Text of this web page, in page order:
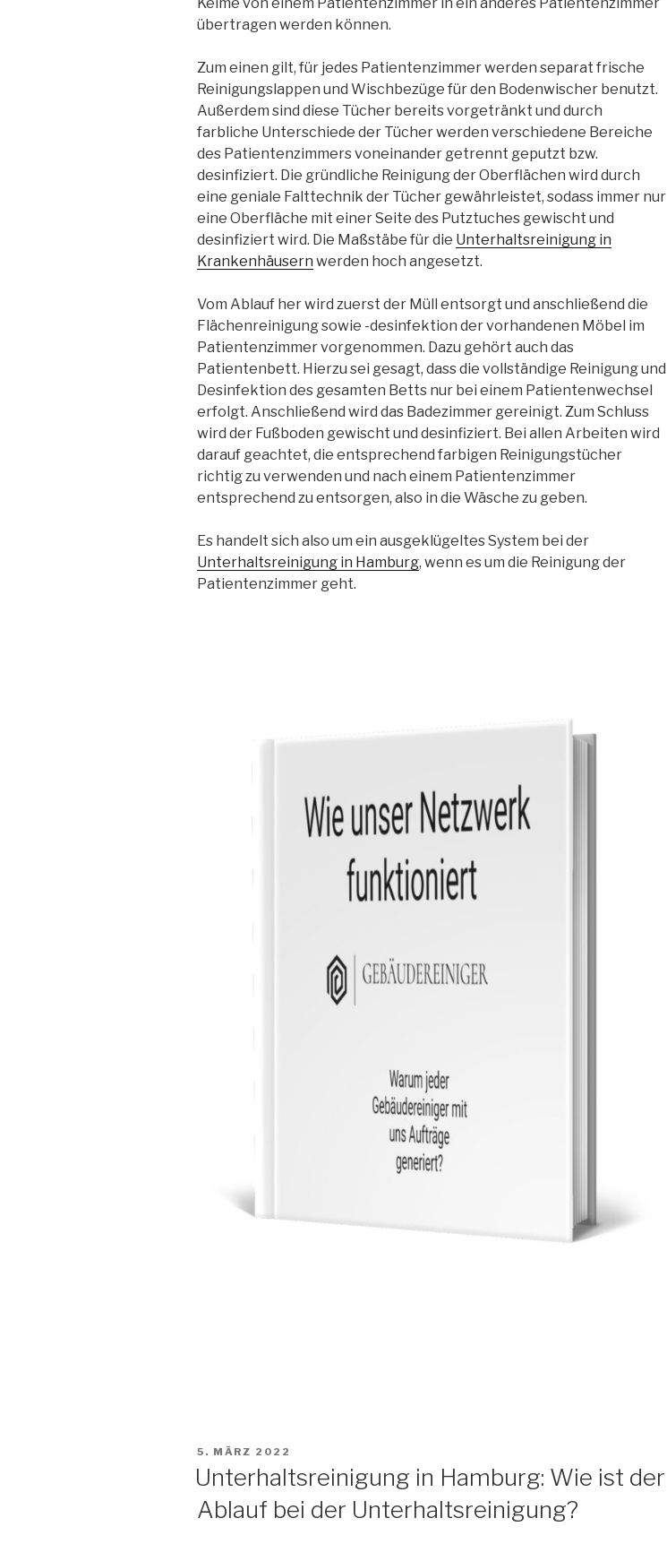
übertragen werden können.
Zum einen gilt, für jedes Patientenzimmer werden separat frische
Reinigungslappen und Wischbezüge für den Bodenwischer benutzt.
Außerdem sind diese Tücher bereits vorgetränkt und durch
farbliche Unterschiede der Tücher werden verschiedene Bereiche
des Patientenzimmers voneinander getrennt geputzt bzw.
desinfiziert. Die gründliche Reinigung der Oberflächen wird durch
eine geniale Falttechnik der Tücher gewährleistet, sodass immer nur
eine Oberfläche mit einer Seite des Putztuches gewischt und
desinfiziert wird. Die Maßstäbe für die Unterhaltsreinigung in
Krankenhäusern werden hoch angesetzt.
Vom Ablauf her wird zuerst der Müll entsorgt und anschließend die
Flächenreinigung sowie -desinfektion der vorhandenen Möbel im
Patientenzimmer vorgenommen. Dazu gehört auch das
Patientenbett. Hierzu sei gesagt, dass die vollständige Reinigung und
Desinfektion des gesamten Betts nur bei einem Patientenwechsel
erfolgt. Anschließend wird das Badezimmer gereinigt. Zum Schluss
wird der Fußboden gewischt und desinfiziert. Bei allen Arbeiten wird
darauf geachtet, die entsprechend farbigen Reinigungstücher
richtig zu verwenden und nach einem Patientenzimmer
entsprechend zu entsorgen, also in die Wäsche zu geben.
Es handelt sich also um ein ausgeklügeltes System bei der
Unterhaltsreinigung in Hamburg, wenn es um die Reinigung der
Patientenzimmer geht.
5. MÄRZ 2022
Unterhaltsreinigung in Hamburg: Wie ist der
Ablauf bei der Unterhaltsreinigung?